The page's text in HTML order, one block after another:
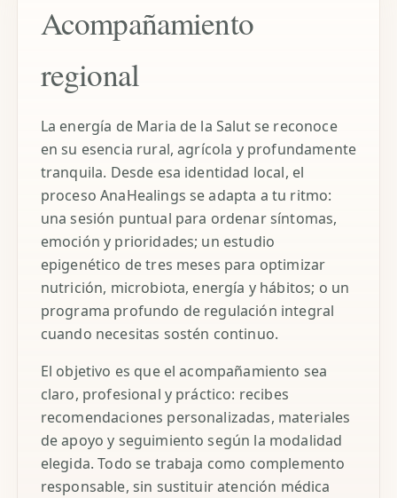
Acompañamiento
regional
La energía de Maria de la Salut se reconoce
en su esencia rural, agrícola y profundamente
tranquila. Desde esa identidad local, el
proceso AnaHealings se adapta a tu ritmo:
una sesión puntual para ordenar síntomas,
emoción y prioridades; un estudio
epigenético de tres meses para optimizar
nutrición, microbiota, energía y hábitos; o un
programa profundo de regulación integral
cuando necesitas sostén continuo.
El objetivo es que el acompañamiento sea
claro, profesional y práctico: recibes
recomendaciones personalizadas, materiales
de apoyo y seguimiento según la modalidad
elegida. Todo se trabaja como complemento
responsable, sin sustituir atención médica